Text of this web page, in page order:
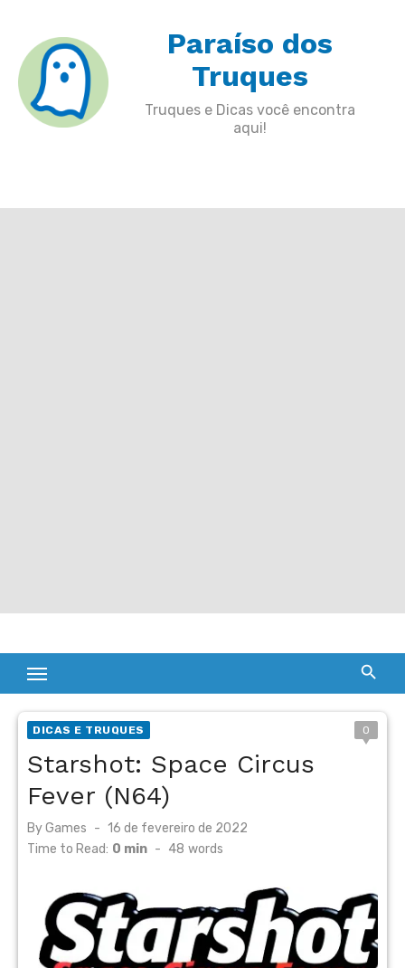
content
Paraíso dos
Truques
Truques e Dicas você encontra
aqui!
DICAS E TRUQUES 0
Starshot: Space Circus
Fever (N64)
ByGames
Posted
on
16 de fevereiro de 2022
Time to Read: 0 min - 48 words